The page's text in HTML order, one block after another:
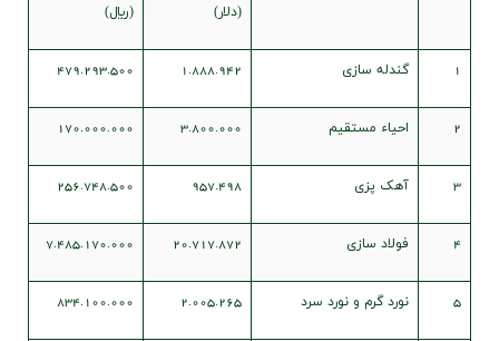
(دلار)
(ريال)
1 گندله سازي 1.888.942
479.293.500
2 احياء مستقيم 3.800.000
170.000.000
3 آهک پزي 957.498
256.748.500
4 فولاد سازي 20.717.872
7.485.170.000
5 نورد گرم و نورد سرد 2.005.265
834.100.000